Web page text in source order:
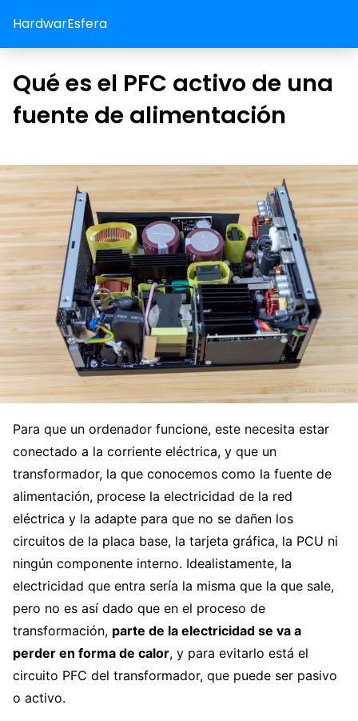
HardwarEsfera
Qué es el PFC activo de una
fuente de alimentación
Para que un ordenador funcione, este necesita estar
conectado a la corriente eléctrica, y que un
transformador, la que conocemos como la fuente de
alimentación, procese la electricidad de la red
eléctrica y la adapte para que no se dañen los
circuitos de la placa base, la tarjeta gráfica, la PCU ni
ningún componente interno. Idealistamente, la
electricidad que entra sería la misma que la que sale,
pero no es así dado que en el proceso de
transformación, parte de la electricidad se va a
perder en forma de calor, y para evitarlo está el
circuito PFC del transformador, que puede ser pasivo
o activo.